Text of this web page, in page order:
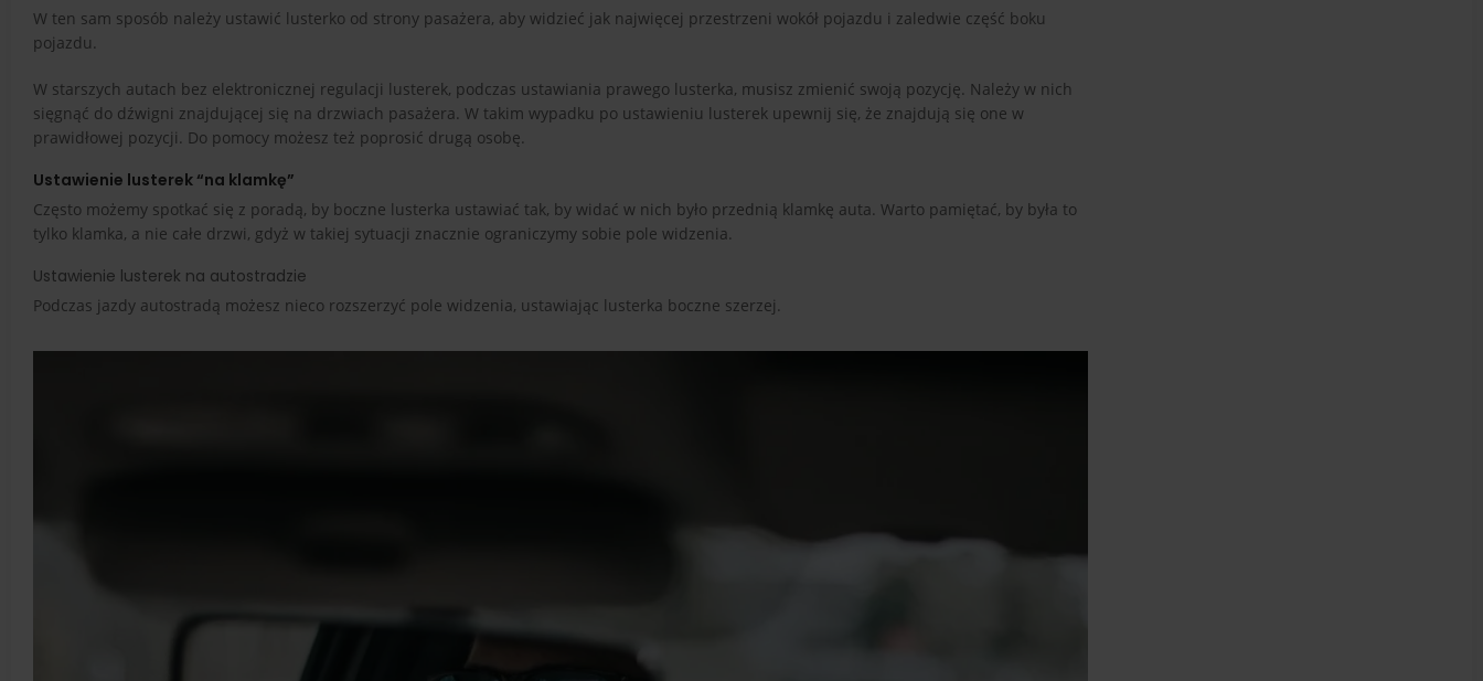
W ten sam sposób należy ustawić lusterko od strony pasażera, aby widzieć jak najwięcej przestrzeni wokół pojazdu i zaledwie część boku
pojazdu.
W starszych autach bez elektronicznej regulacji lusterek, podczas ustawiania prawego lusterka, musisz zmienić swoją pozycję. Należy w nich
sięgnąć do dźwigni znajdującej się na drzwiach pasażera. W takim wypadku po ustawieniu lusterek upewnij się, że znajdują się one w
prawidłowej pozycji. Do pomocy możesz też poprosić drugą osobę.
Ustawienie lusterek “na klamkę”
Często możemy spotkać się z poradą, by boczne lusterka ustawiać tak, by widać w nich było przednią klamkę auta. Warto pamiętać, by była to
tylko klamka, a nie całe drzwi, gdyż w takiej sytuacji znacznie ograniczymy sobie pole widzenia.
Ustawienie lusterek na autostradzie
Podczas jazdy autostradą możesz nieco rozszerzyć pole widzenia, ustawiając lusterka boczne szerzej.